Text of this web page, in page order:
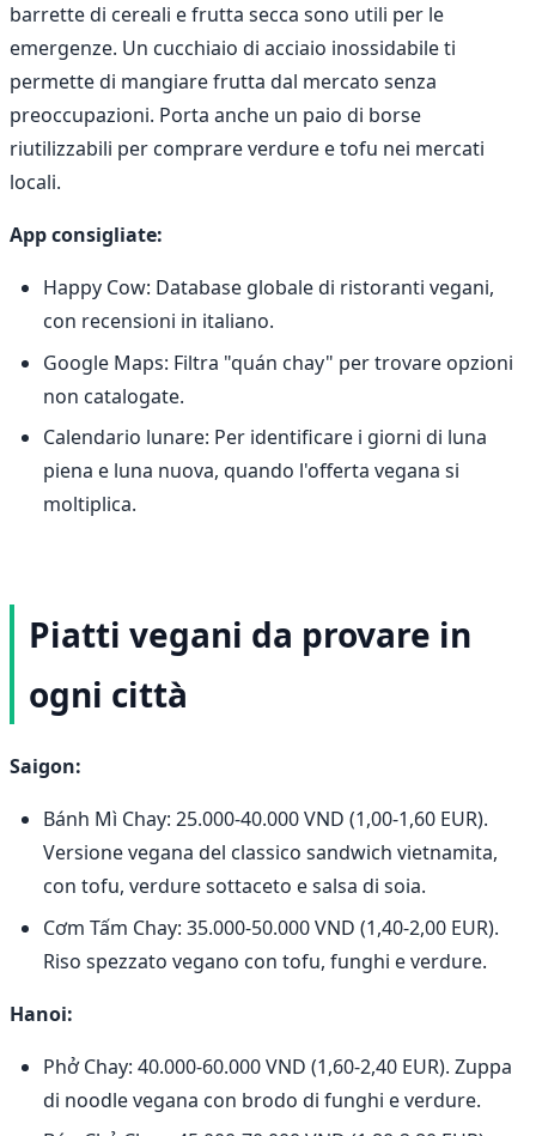
barrette di cereali e frutta secca sono utili per le
emergenze. Un cucchiaio di acciaio inossidabile ti
permette di mangiare frutta dal mercato senza
preoccupazioni. Porta anche un paio di borse
riutilizzabili per comprare verdure e tofu nei mercati
locali.
App consigliate:
Happy Cow: Database globale di ristoranti vegani,
con recensioni in italiano.
Google Maps: Filtra "quán chay" per trovare opzioni
non catalogate.
Calendario lunare: Per identificare i giorni di luna
piena e luna nuova, quando l'offerta vegana si
moltiplica.
Piatti vegani da provare in
ogni città
Saigon:
Bánh Mì Chay: 25.000-40.000 VND (1,00-1,60 EUR).
Versione vegana del classico sandwich vietnamita,
con tofu, verdure sottaceto e salsa di soia.
Cơm Tấm Chay: 35.000-50.000 VND (1,40-2,00 EUR).
Riso spezzato vegano con tofu, funghi e verdure.
Hanoi:
Phở Chay: 40.000-60.000 VND (1,60-2,40 EUR). Zuppa
di noodle vegana con brodo di funghi e verdure.